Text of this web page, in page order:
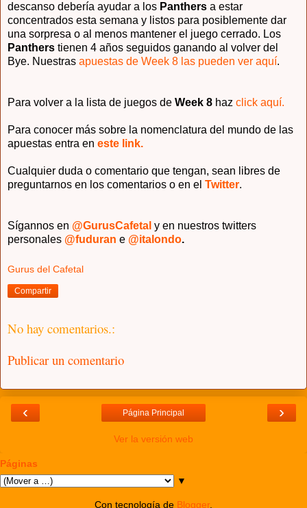
descanso debería ayudar a los Panthers a estar
concentrados esta semana y listos para posiblemente dar
una sorpresa o al menos mantener el juego cerrado. Los
Panthers tienen 4 años seguidos ganando al volver del
Bye. Nuestras apuestas de Week 8 las pueden ver aquí.
Para volver a la lista de juegos de Week 8 haz click aquí.
Para conocer más sobre la nomenclatura del mundo de las
apuestas entra en este link.
Cualquier duda o comentario que tengan, sean libres de
preguntarnos en los comentarios o en el Twitter.
Sígannos en @GurusCafetal y en nuestros twitters
personales @fuduran e @italondo.
Gurus del Cafetal
Compartir
No hay comentarios.:
Publicar un comentario
‹ ›
Página Principal
Ver la versión web
Páginas
▼
Con tecnología de Blogger.